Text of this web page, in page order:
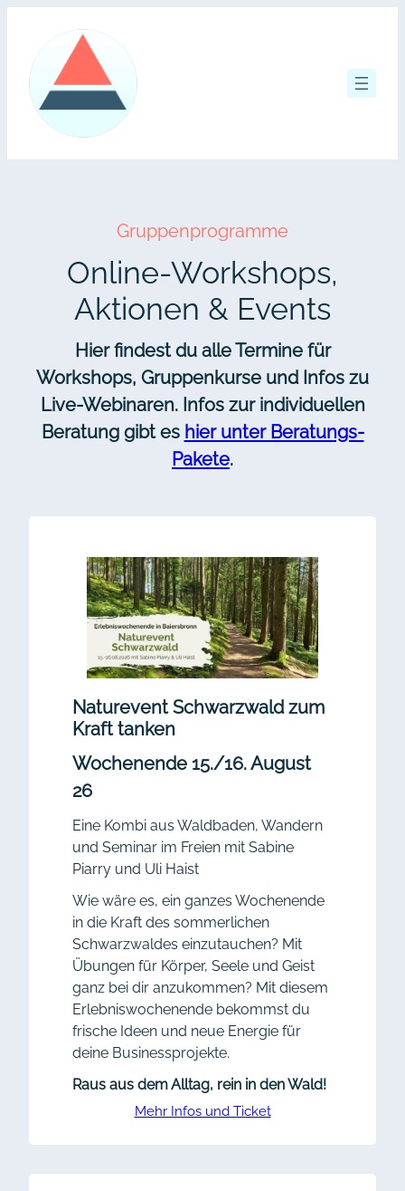
springen
Gruppenprogramme
Online-Workshops,
Aktionen & Events
Hier findest du alle Termine für
Workshops, Gruppenkurse und Infos zu
Live-Webinaren. Infos zur individuellen
Beratung gibt es hier unter Beratungs-
Pakete.
Naturevent Schwarzwaldzum
Kraft tanken
Wochenende 15./16. August
26
Eine Kombi aus Waldbaden, Wandern
und Seminar im Freien mit Sabine
Piarry und Uli Haist
Wie wäre es, ein ganzes Wochenende
in die Kraft des sommerlichen
Schwarzwaldes einzutauchen? Mit
Übungen für Körper, Seele und Geist
ganz bei dir anzukommen? Mit diesem
Erlebniswochenende bekommst du
frische Ideen und neue Energie für
deine Businessprojekte.
Raus aus dem Alltag, rein in den Wald!
Mehr Infos und Ticket